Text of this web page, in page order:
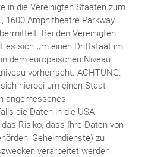
in die Vereinigten Staaten zum
1600 Amphitheatre Parkway,
Bei den Vereinigten
es sich um einen Drittstaat im
dem europäischen Niveau
vorherrscht. ACHTUNG.
hierbei um einen Staat
angemessenes
die Daten in die USA
Risiko, dass Ihre Daten von
Geheimdienste) zu
verarbeitet werden